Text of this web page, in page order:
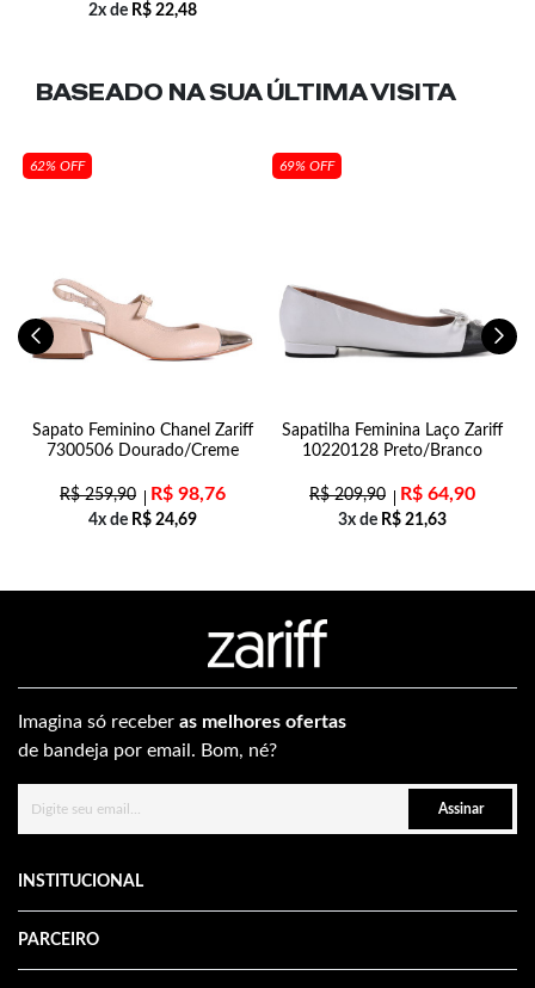
2x de R$ 22,48
BASEADO NA SUAÚLTIMA VISITA
62% OFF
Sapato Feminino Chanel Zariff
7300506 Dourado/Creme
R$259,90 R$ 98,76
4x de R$ 24,69
69% OFF
Sapatilha Feminina Laço Zariff
10220128 Preto/Branco
R$209,90 R$ 64,90
3x de R$ 21,63
Imagina só receber as melhores ofertas
de bandeja por email. Bom, né?
Assinar
INSTITUCIONAL
PARCEIRO